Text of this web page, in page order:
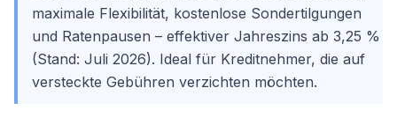
maximale Flexibilität, kostenlose Sondertilgungen
und Ratenpausen – effektiver Jahreszins ab 3,25 %
(Stand: Juli 2026). Ideal für Kreditnehmer, die auf
versteckte Gebühren verzichten möchten.